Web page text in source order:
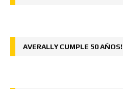
AVERALLY CUMPLE 50 AÑOS!